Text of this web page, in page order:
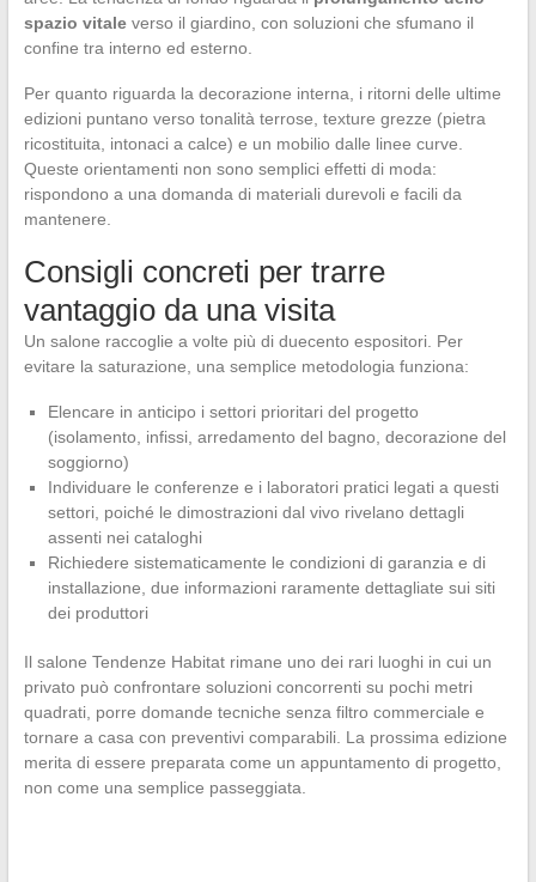
spazio vitaleverso il giardino, con soluzioni che sfumano il
confine tra interno ed esterno.
Per quanto riguarda la decorazione interna, i ritorni delle ultime
edizioni puntano verso tonalità terrose, texture grezze (pietra
ricostituita, intonaci a calce) e un mobilio dalle linee curve.
Queste orientamenti non sono semplici effetti di moda:
rispondono a una domanda di materiali durevoli e facili da
mantenere.
Consigli concreti per trarre
vantaggio da una visita
Un salone raccoglie a volte più di duecento espositori. Per
evitare la saturazione, una semplice metodologia funziona:
Elencare in anticipo i settori prioritari del progetto
(isolamento, infissi, arredamento del bagno, decorazione del
soggiorno)
Individuare le conferenze e i laboratori pratici legati a questi
settori, poiché le dimostrazioni dal vivo rivelano dettagli
assenti nei cataloghi
Richiedere sistematicamente le condizioni di garanzia e di
installazione, due informazioni raramente dettagliate sui siti
dei produttori
Il salone Tendenze Habitat rimane uno dei rari luoghi in cui un
privato può confrontare soluzioni concorrenti su pochi metri
quadrati, porre domande tecniche senza filtro commerciale e
tornare a casa con preventivi comparabili. La prossima edizione
merita di essere preparata come un appuntamento di progetto,
non come una semplice passeggiata.